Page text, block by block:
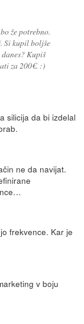
že potrebno.
Si kupil boljše
Kupiš
za 200€. :)
silicija da bi izdelal
ne da navijat.
frekvence. Kar je
v boju